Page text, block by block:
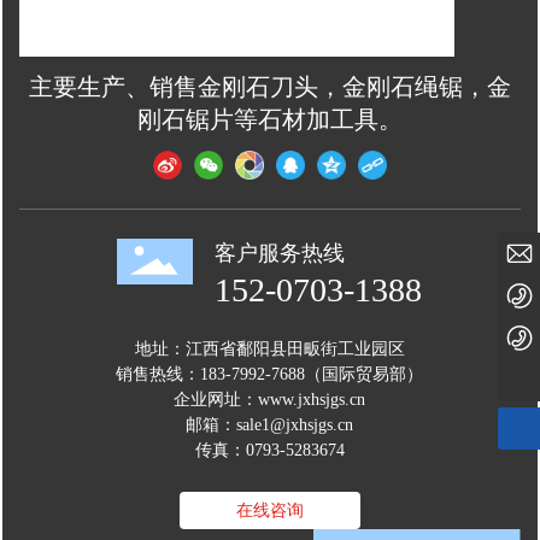
主要生产、销售金刚石刀头，金刚石绳锯，金
刚石锯片等石材加工具。
客户服务热线
152-0703-1388
地址：江西省鄱阳县田畈街工业园区
销售热线： 183-7992-7688 （国际贸易部）
企业网址：www.jxhsjgs.cn
邮箱：sale1@jxhsjgs.cn
传真：0793-5283674
在线咨询
sale1@jxhsjgs.cn
15207031388
18379927688